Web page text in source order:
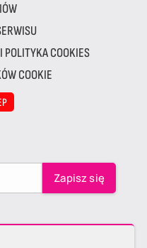
POLITYKA COOKIES
COOKIE